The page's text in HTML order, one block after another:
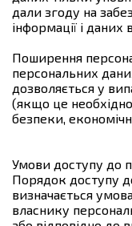
дали згоду на
інформації і даних
Поширення
персональних
дозволяється у
(якщо це
безпеки,
Умови доступу до
Порядок доступу
визначається
власнику